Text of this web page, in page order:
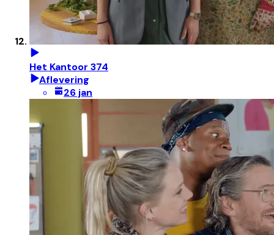
Het Kantoor 374
Aflevering
26 jan